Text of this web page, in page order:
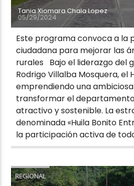
Tania Xiomara Chala Lopez
05/29/2024
Este programa convoca a la
ciudadana para mejorar las
rurales Bajo el liderazgo del
Rodrigo Villalba Mosquera, el
emprendiendo una
transformar el
atractivo y sostenible. La
denominada «Huila Bonito
la participación activa de
REGIONAL